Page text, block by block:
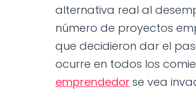
alternativa real al
número de proyectos
que decidieron dar el
ocurre en todos los
emprendedor se vea